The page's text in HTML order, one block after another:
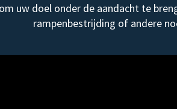
uw doel onder de aandacht te
rampenbestrijding of andere